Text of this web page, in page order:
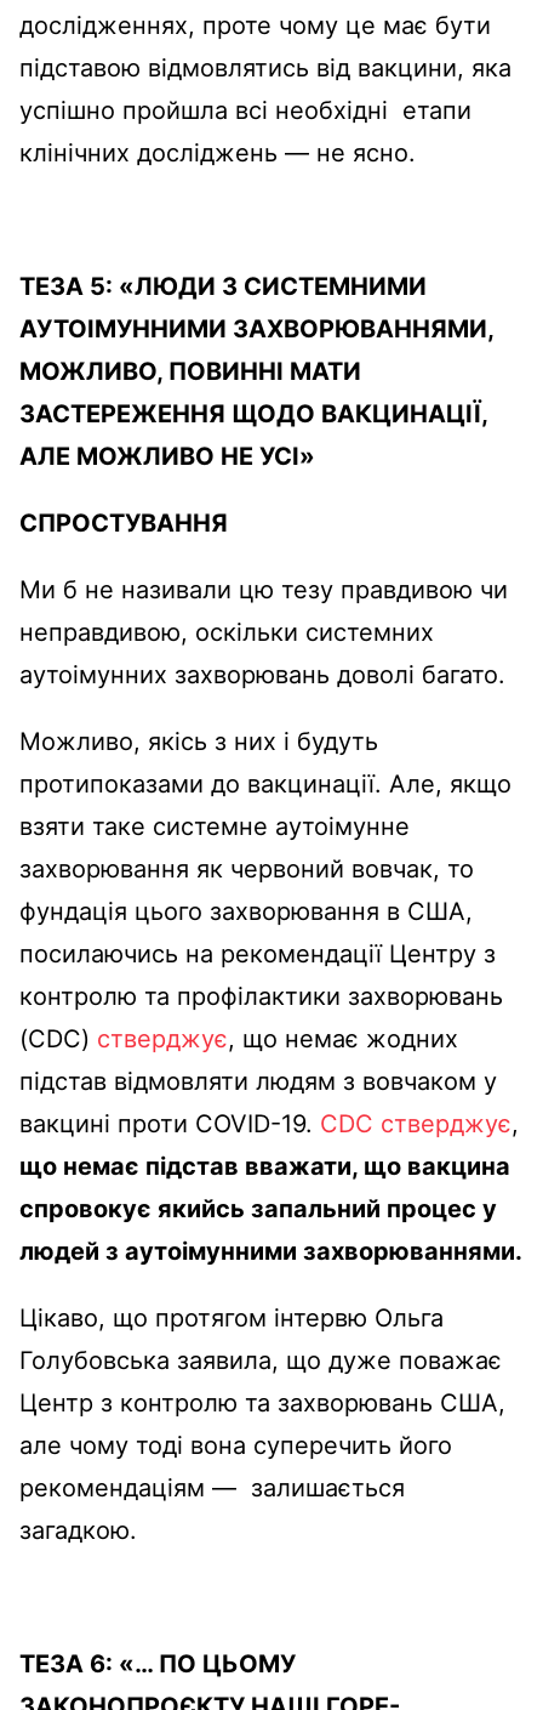
дослідженнях, проте чому це має бути
підставою відмовлятись від вакцини, яка
успішно пройшла всі необхідні етапи
клінічних досліджень — не ясно.
ТЕЗА 5: «ЛЮДИ З СИСТЕМНИМИ
АУТОІМУННИМИ ЗАХВОРЮВАННЯМИ,
МОЖЛИВО, ПОВИННІ МАТИ
ЗАСТЕРЕЖЕННЯ ЩОДО ВАКЦИНАЦІЇ,
АЛЕ МОЖЛИВО НЕ УСІ»
СПРОСТУВАННЯ
Ми б не називали цю тезу правдивою чи
неправдивою, оскільки системних
аутоімунних захворювань доволі багато.
Можливо, якісь з них і будуть
протипоказами до вакцинації. Але, якщо
взяти таке системне аутоімунне
захворювання як червоний вовчак, то
фундація цього захворювання в США,
посилаючись на рекомендації Центру з
контролю та профілактики захворювань
(CDC) стверджує, що немає жодних
підстав відмовляти людям з вовчаком у
вакцині проти COVID-19. CDC стверджує,
що немає підстав вважати, що вакцина
спровокує якийсь запальний процес у
людей з аутоімунними захворюваннями.
Цікаво, що протягом інтервю Ольга
Голубовська заявила, що дуже поважає
Центр з контролю та захворювань США,
але чому тоді вона суперечить його
рекомендаціям — залишається
загадкою.
ТЕЗА 6: «… ПО ЦЬОМУ